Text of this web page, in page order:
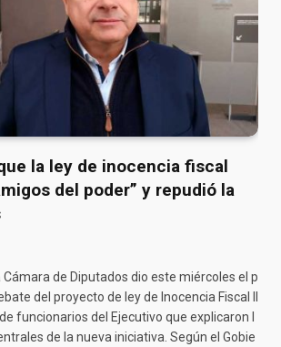
la ley de inocencia fiscal
del poder” y repudió la
Cámara de Diputados dio este miércoles el p
del proyecto de ley de Inocencia Fiscal II
funcionarios del Ejecutivo que explicaron l
de la nueva iniciativa. Según el Gobie